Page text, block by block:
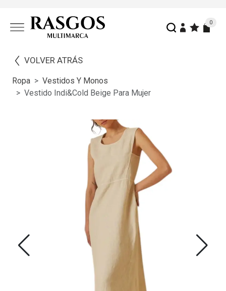
0
VOLVER ATRÁS
Ropa
Vestidos Y Monos
Vestido Indi&cold Beige Para Mujer